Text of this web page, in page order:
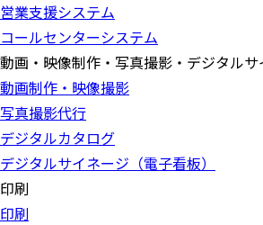
営業支援システム
コールセンターシステム
動画・映像制作・写真撮影・デジタルサ
動画制作・映像撮影
写真撮影代行
デジタルカタログ
デジタルサイネージ（電子看板）
印刷
印刷